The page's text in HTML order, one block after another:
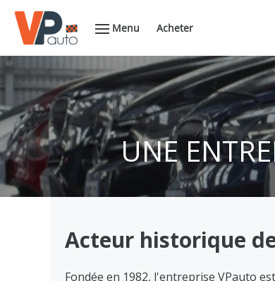
Menu Acheter
UNE
Acteur historique
Fondée en 1982, l'entreprise VPauto